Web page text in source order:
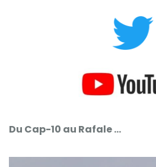
Du Cap-10 au Rafale …